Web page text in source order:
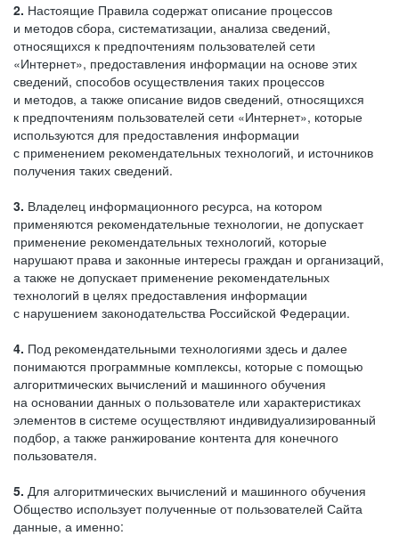
2. Настоящие Правила содержат описание процессов
и методов сбора, систематизации, анализа сведений,
относящихся к предпочтениям пользователей сети
«Интернет», предоставления информации на основе этих
сведений, способов осуществления таких процессов
и методов, а также описание видов сведений, относящихся
к предпочтениям пользователей сети «Интернет», которые
используются для предоставления информации
с применением рекомендательных технологий, и источников
получения таких сведений.
3. Владелец информационного ресурса, на котором
применяются рекомендательные технологии, не допускает
применение рекомендательных технологий, которые
нарушают права и законные интересы граждан и организаций,
а также не допускает применение рекомендательных
технологий в целях предоставления информации
с нарушением законодательства Российской Федерации.
4. Под рекомендательными технологиями здесь и далее
понимаются программные комплексы, которые с помощью
алгоритмических вычислений и машинного обучения
на основании данных о пользователе или характеристиках
элементов в системе осуществляют индивидуализированный
подбор, а также ранжирование контента для конечного
пользователя.
5. Для алгоритмических вычислений и машинного обучения
Общество использует полученные от пользователей Сайта
данные, а именно: